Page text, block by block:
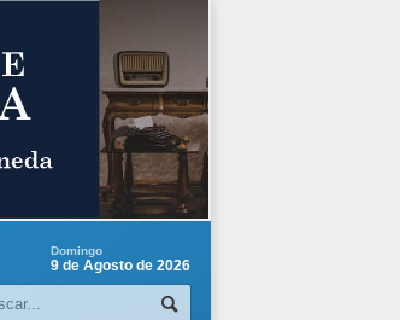
Domingo
9 de Agosto de 2026